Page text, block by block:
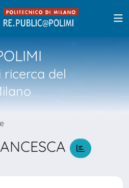
ricerca del